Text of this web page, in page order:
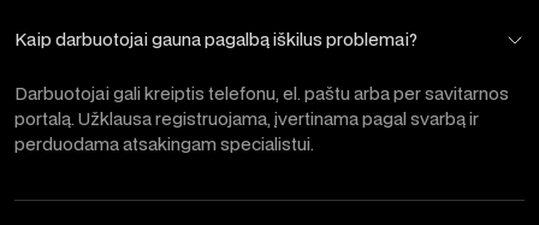
Kaip darbuotojai gauna pagalbą iškilus problemai?
Darbuotojai gali kreiptis telefonu, el. paštu arba per savitarnos
portalą. Užklausa registruojama, įvertinama pagal svarbą ir
perduodama atsakingam specialistui.